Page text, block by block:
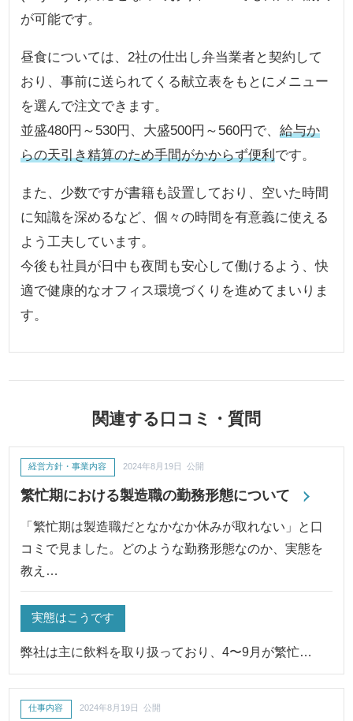
が可能です。
昼食については、2社の仕出し弁当業者と契約して
おり、事前に送られてくる献立表をもとにメニュー
を選んで注文できます。
並盛480円～530円、大盛500円～560円で、給与か
らの天引き精算のため手間がかからず便利です。
また、少数ですが書籍も設置しており、空いた時間
に知識を深めるなど、個々の時間を有意義に使える
よう工夫しています。
今後も社員が日中も夜間も安心して働けるよう、快
適で健康的なオフィス環境づくりを進めてまいりま
す。
関連する口コミ・質問
繁忙期における製造職の勤務形態について
経営方針・事業内容 2024年8月19日 公開
「繁忙期は製造職だとなかなか休みが取れない」と口
コミで見ました。どのような勤務形態なのか、実態を
教え…
実態はこうです
弊社は主に飲料を取り扱っており、4〜9月が繁忙…
仕事内容 2024年8月19日 公開